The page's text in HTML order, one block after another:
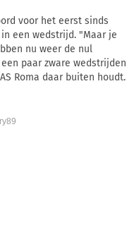
voor het eerst sinds
een wedstrijd. "Maar je
nu weer de nul
paar zware wedstrijden
Roma daar buiten houdt.